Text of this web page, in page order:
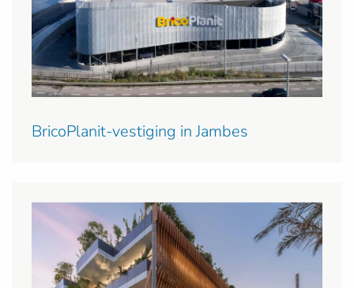
BricoPlanit-vestiging in Jambes